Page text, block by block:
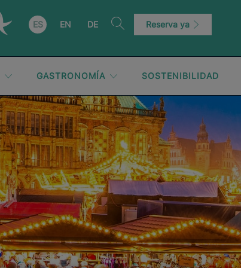
ES EN DE Reserva ya
GASTRONOMÍA SOSTENIBILIDAD